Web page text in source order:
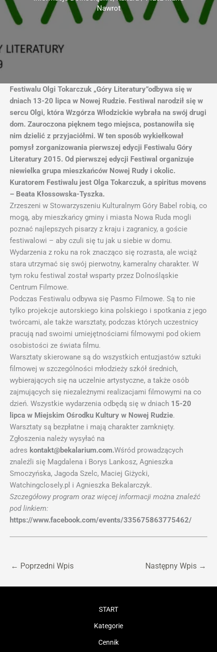
Nawrot
Festiwalu Olgi Tokarczuk „Góry Literatury”odbywa się w
dniach 13-20 lipca w Nowej Rudzie. Festiwal narodził się w
sercu Olgi, która Wzgórza Włodzickie wybrała na swój drugi
dom. Zauroczona pięknem tego miejsca, postanowiła się
nim dzielić z przyjaciółmi. W ten sposób wykiełkował
pomysł zorganizowania pierwszej edycji Festiwalu Góry
Literatury 2015. Od pierwszej edycji Festiwal organizuje
niewielka grupa mieszkańców Nowej Rudy i okolic.
Kuratorem Festiwalu jest Olga Tokarczuk, a spiritus movens
– Beata Kłossowska-Tyszka.
Zrzeszeni w Stowarzyszeniu Kulturalnym Góry Babel robią, co
mogą, aby mieszkańcy gminy i miasta Nowa Ruda mogli
poznać najlepszych pisarzy z kraju i zagranicy, a goście
festiwalowi – aby czuli się tu jak u siebie w domu.
Wydarzenia z roku na rok znacząco się rozrasta, ale wciąż
stara utrzymać się swój pierwotny, kameralny charakter. W
tym roku festiwal został wsparty przez Dolnośląskie
Centrum Filmowe.
Podczas Festiwalu odbywa się Pasmo Filmowe. Są to nie
tylko projekcje autorskiego kina polskiego i spotkania z jego
twórcami, ale także warsztaty, podczas których uczestnicy
pracują nad swoimi umiejętnościami filmowymi pod okiem
osobistości ze świata filmu.
Warsztaty skierowane są do wszystkich entuzjastów sztuki
filmowej w szczególności młodzieży szkół średnich,
wybierających się na uczelnie artystyczne, a także osób
zajmujących się niezależnymi realizacjami filmowymi na co
dzień. Wszystkie wydarzenia odbędą się w dniach 15-20
lipca w Miejskim Ośrodku Kultury w Nowej Rudzie.
Warsztaty są bezpłatne i mają charakter zamknięty.
Zgłoszenia należy wysyłać na
adres kontakt@bekalarium.com.Wśród prowadzących
znaleźli się Magdalena i Borys Lankosz, Agnieszka
Smoczyńska, Jagoda Szelc, Maciej Giżycki,
Watchingclosely.pl i Agnieszka Bekalarczyk.
Szczegółowy program oraz więcej informacji można znaleźć
pod linkiem:
https://www.facebook.com/events/335675863775462/
← Poprzedni Wpis Następny Wpis →
START
Kategorie
Cennik